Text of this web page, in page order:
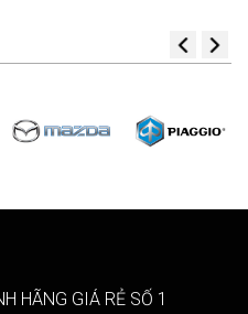
HÃNG GIÁ RẺ SỐ 1